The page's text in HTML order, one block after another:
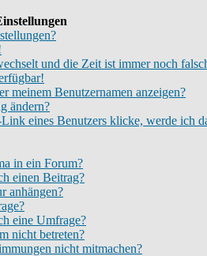
und die Zeit ist immer noch
meinem Benutzernamen anzeigen?
ändern?
eines Benutzers klicke, werde ich
in ein Forum?
einen Beitrag?
anhängen?
eine Umfrage?
nicht betreten?
nicht mitmachen?